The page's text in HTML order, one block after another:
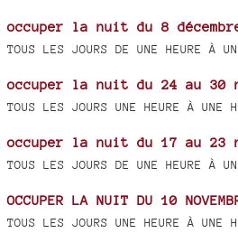
occuper la nuit du 8
TOUS LES JOURS DE UNE HEURE À
occuper la nuit du 24 au 30
TOUS LES JOURS UNE HEURE À UNE
occuper la nuit du 17 au 23
TOUS LES JOURS DE UNE HEURE À
OCCUPER LA NUIT DU 10
TOUS LES JOURS UNE HEURE À UNE